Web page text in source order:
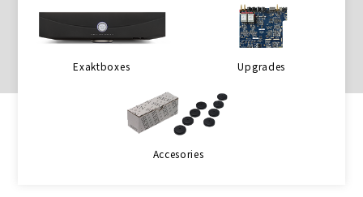
Exaktboxes Upgrades
Accesories